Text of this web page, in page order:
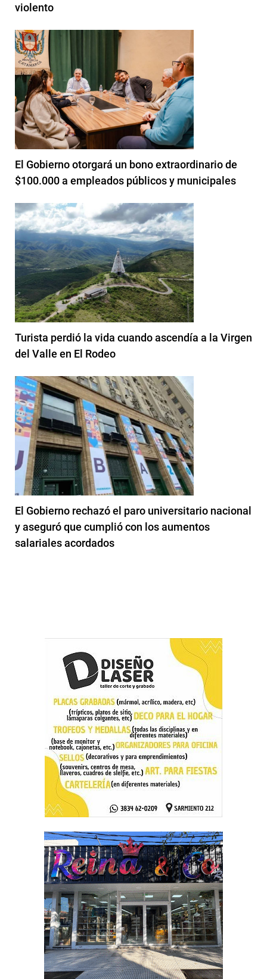
violento
El Gobierno otorgará un bono extraordinario de
$100.000 a empleados públicos y municipales
Turista perdió la vida cuando ascendía a la Virgen
del Valle en El Rodeo
El Gobierno rechazó el paro universitario nacional
y aseguró que cumplió con los aumentos
salariales acordados